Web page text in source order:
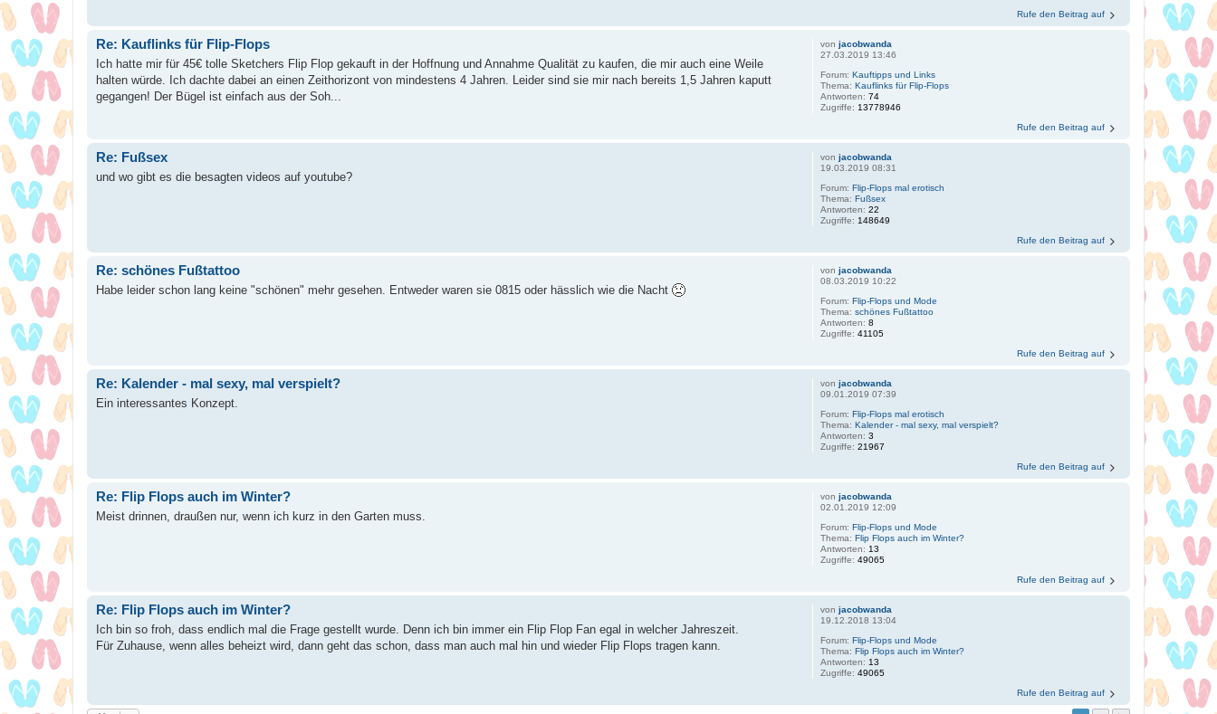
Rufe den Beitrag auf
vonjacobwanda
27.03.2019 13:46
Forum:Kauftipps und Links
Thema:Kauflinks für Flip-Flops
Antworten:74
Zugriffe: 13778946
Re: Kauflinks für Flip-Flops
Ich hatte mir für 45€ tolle Sketchers Flip Flop gekauft in der Hoffnung und Annahme Qualität zu kaufen, die mir auch eine Weile
halten würde. Ich dachte dabei an einen Zeithorizont von mindestens 4 Jahren. Leider sind sie mir nach bereits 1,5 Jahren kaputt
gegangen! Der Bügel ist einfach aus der Soh...
Rufe den Beitrag auf
vonjacobwanda
19.03.2019 08:31
Forum:Flip-Flops mal erotisch
Thema:Fußsex
Antworten:22
Zugriffe: 148649
Re: Fußsex
und wo gibt es die besagten videos auf youtube?
Rufe den Beitrag auf
vonjacobwanda
08.03.2019 10:22
Forum:Flip-Flops und Mode
Thema:schönes Fußtattoo
Antworten:8
Zugriffe:41105
Re: schönes Fußtattoo
Habe leider schon lang keine "schönen" mehr gesehen. Entweder waren sie 0815 oder hässlich wie die Nacht
Rufe den Beitrag auf
vonjacobwanda
09.01.2019 07:39
Forum:Flip-Flops mal erotisch
Thema:Kalender - mal sexy, mal verspielt?
Antworten:3
Zugriffe:21967
Re: Kalender - mal sexy, mal verspielt?
Ein interessantes Konzept.
Rufe den Beitrag auf
vonjacobwanda
02.01.2019 12:09
Forum:Flip-Flops und Mode
Thema:Flip Flops auch im Winter?
Antworten: 13
Zugriffe:49065
Re: Flip Flops auch im Winter?
Meist drinnen, draußen nur, wenn ich kurz in den Garten muss.
Rufe den Beitrag auf
vonjacobwanda
19.12.2018 13:04
Forum:Flip-Flops und Mode
Thema:Flip Flops auch im Winter?
Antworten: 13
Zugriffe:49065
Re: Flip Flops auch im Winter?
Ich bin so froh, dass endlich mal die Frage gestellt wurde. Denn ich bin immer ein Flip Flop Fan egal in welcher Jahreszeit.
Für Zuhause, wenn alles beheizt wird, dann geht das schon, dass man auch mal hin und wieder Flip Flops tragen kann.
Rufe den Beitrag auf